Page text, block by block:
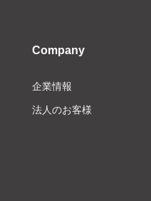
Company
企業情報
法人のお客様